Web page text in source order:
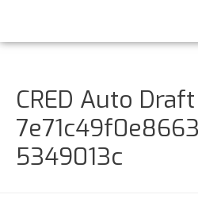
CRED Auto Draft
5349013c